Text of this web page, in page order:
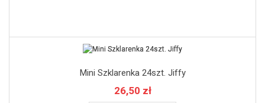
Mini Szklarenka 24szt. Jiffy
26,50 zł